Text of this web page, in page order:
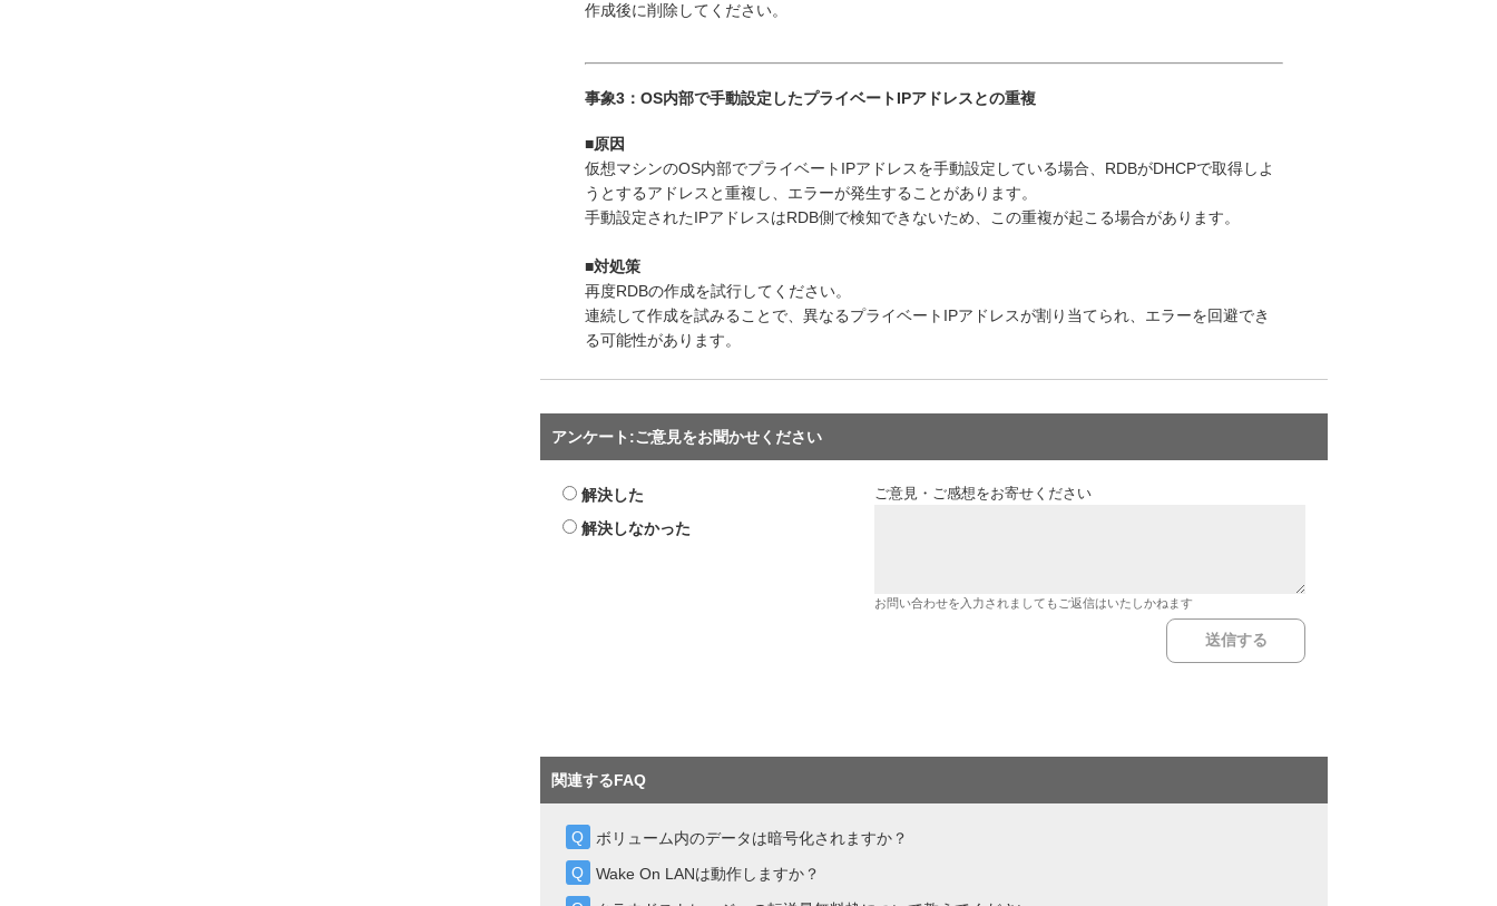
作成後に削除してください。
事象3：OS内部で手動設定したプライベートIPアドレスとの重複
■原因
仮想マシンのOS内部でプライベートIPアドレスを手動設定している場合、RDBがDHCPで取得しよ
うとするアドレスと重複し、エラーが発生することがあります。
手動設定されたIPアドレスはRDB側で検知できないため、この重複が起こる場合があります。
■対処策
再度RDBの作成を試行してください。
連続して作成を試みることで、異なるプライベートIPアドレスが割り当てられ、エラーを回避でき
る可能性があります。
アンケート:ご意見をお聞かせください
解決した
解決しなかった
ご意見・ご感想をお寄せください
お問い合わせを入力されましてもご返信はいたしかねます
関連するFAQ
ボリューム内のデータは暗号化されますか？
Wake On LANは動作しますか？